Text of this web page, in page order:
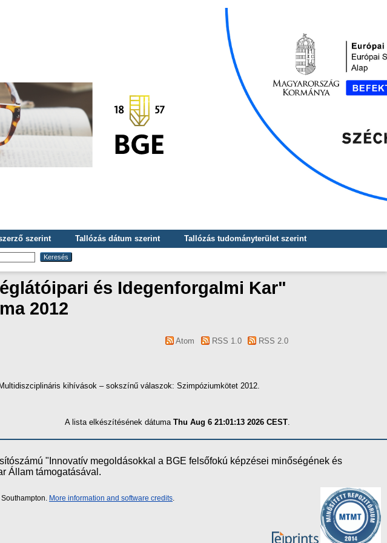
szerint Tallózás dátum szerint
Tallózás tudományterület szerint
és Idegenforgalmi Kar"
2012
Atom RSS 1.0 RSS 2.0
kihívások – sokszínű válaszok: Szimpóziumkötet 2012.
A lista elkészítésének dátuma Thu Aug 6 21:01:13 2026 CEST
"Innovatív megoldásokkal a BGE felsőfokú képzései minőségének és
Állam támogatásával.
More information and software credits